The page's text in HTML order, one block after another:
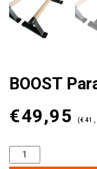
BOOST
€49,95 (€